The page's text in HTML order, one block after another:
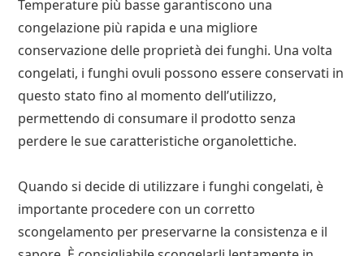
Temperature più basse garantiscono una
congelazione più rapida e una migliore
conservazione delle proprietà dei funghi. Una volta
congelati, i funghi ovuli possono essere conservati in
questo stato fino al momento dell’utilizzo,
permettendo di consumare il prodotto senza
perdere le sue caratteristiche organolettiche.
Quando si decide di utilizzare i funghi congelati, è
importante procedere con un corretto
scongelamento per preservarne la consistenza e il